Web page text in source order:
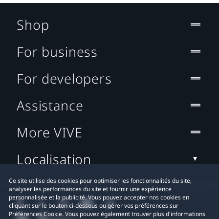
Ce site utilise des cookies pour optimiser les fonctionnalités du site,
analyser les performances du site et fournir une expérience
personnalisée et la publicité. Vous pouvez accepter nos cookies en
cliquant sur le bouton ci-dessous ou gérer vos préférences sur
Préférences Cookie. Vous pouvez également trouver plus d'informations
Shop
For business
For developers
Assistance
More VIVE
Localisation